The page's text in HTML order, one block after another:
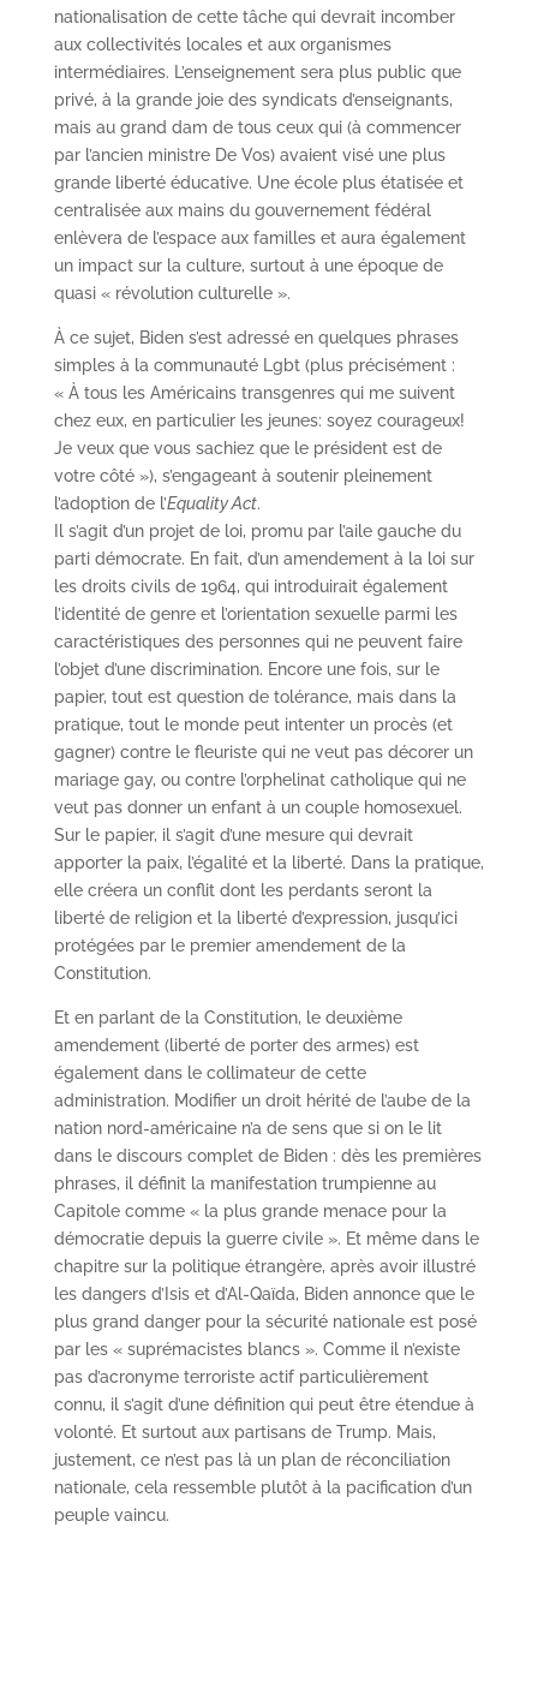
nationalisation de cette tâche qui devrait incomber
aux collectivités locales et aux organismes
intermédiaires. L’enseignement sera plus public que
privé, à la grande joie des syndicats d’enseignants,
mais au grand dam de tous ceux qui (à commencer
par l’ancien ministre De Vos) avaient visé une plus
grande liberté éducative. Une école plus étatisée et
centralisée aux mains du gouvernement fédéral
enlèvera de l’espace aux familles et aura également
un impact sur la culture, surtout à une époque de
quasi « révolution culturelle ».
À ce sujet, Biden s’est adressé en quelques phrases
simples à la communauté Lgbt (plus précisément :
« À tous les Américains transgenres qui me suivent
chez eux, en particulier les jeunes: soyez courageux!
Je veux que vous sachiez que le président est de
votre côté »), s’engageant à soutenir pleinement
l’adoption de l’Equality Act.
Il s’agit d’un projet de loi, promu par l’aile gauche du
parti démocrate. En fait, d’un amendement à la loi sur
les droits civils de 1964, qui introduirait également
l’identité de genre et l’orientation sexuelle parmi les
caractéristiques des personnes qui ne peuvent faire
l’objet d’une discrimination. Encore une fois, sur le
papier, tout est question de tolérance, mais dans la
pratique, tout le monde peut intenter un procès (et
gagner) contre le fleuriste qui ne veut pas décorer un
mariage gay, ou contre l’orphelinat catholique qui ne
veut pas donner un enfant à un couple homosexuel.
Sur le papier, il s’agit d’une mesure qui devrait
apporter la paix, l’égalité et la liberté. Dans la pratique,
elle créera un conflit dont les perdants seront la
liberté de religion et la liberté d’expression, jusqu’ici
protégées par le premier amendement de la
Constitution.
Et en parlant de la Constitution, le deuxième
amendement (liberté de porter des armes) est
également dans le collimateur de cette
administration. Modifier un droit hérité de l’aube de la
nation nord-américaine n’a de sens que si on le lit
dans le discours complet de Biden : dès les premières
phrases, il définit la manifestation trumpienne au
Capitole comme « la plus grande menace pour la
démocratie depuis la guerre civile ». Et même dans le
chapitre sur la politique étrangère, après avoir illustré
les dangers d’Isis et d’Al-Qaïda, Biden annonce que le
plus grand danger pour la sécurité nationale est posé
par les « suprémacistes blancs ». Comme il n’existe
pas d’acronyme terroriste actif particulièrement
connu, il s’agit d’une définition qui peut être étendue à
volonté. Et surtout aux partisans de Trump. Mais,
justement, ce n’est pas là un plan de réconciliation
nationale, cela ressemble plutôt à la pacification d’un
peuple vaincu.